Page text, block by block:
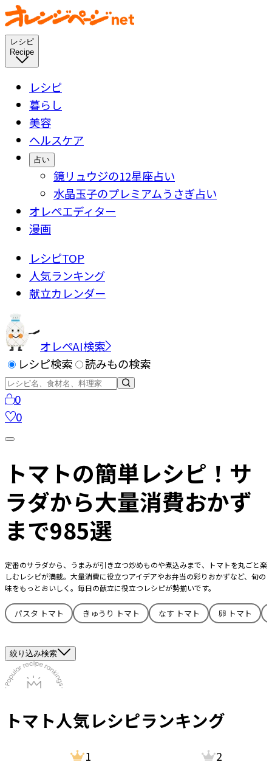
レシピ
Recipe
レシピ
暮らし
美容
ヘルスケア
占い
鏡リュウジの12星座占い
水晶玉子のプレミアムうさぎ占い
オレペエディター
漫画
レシピTOP
人気ランキング
献立カレンダー
オレペAI検索
レシピ検索
読みもの検索
0
0
トマトの簡単レシピ！サ
ラダから大量消費おかず
まで985選
定番のサラダから、うまみが引き立つ炒めものや煮込みまで、トマトを丸ごと楽
しむレシピが満載。大量消費に役立つアイデアやお弁当の彩りおかずなど、旬の
味をもっとおいしく。毎日の献立に役立つレシピが勢揃いです。
パスタ トマト きゅうり トマト なす トマト 卵 トマト
絞り込み検索
トマト人気レシピランキング
1 2